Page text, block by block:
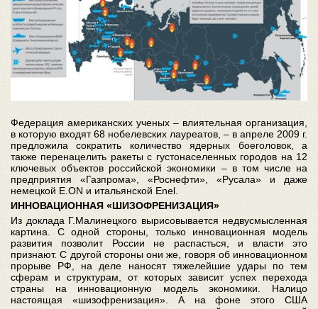
Федерация американских ученых – влиятельная организация,
в которую входят 68 нобелевских лауреатов, – в апреле 2009 г.
предложила сократить количество ядерных боеголовок, а
также перенацелить ракеты с густонаселенных городов на 12
ключевых объектов российской экономики – в том числе на
предприятия «Газпрома», «Роснефти», «Русала» и даже
немецкой E.ON и итальянской Enel.
ИННОВАЦИОННАЯ «ШИЗОФРЕНИЗАЦИЯ»
Из доклада Г.Малинецкого вырисовывается недвусмысленная
картина. С одной стороны, только инновационная модель
развития позволит России не распасться, и власти это
признают. С другой стороны они же, говоря об инновационном
прорыве РФ, на деле наносят тяжелейшие удары по тем
сферам и структурам, от которых зависит успех перехода
страны на инновационную модель экономики. Налицо
настоящая «шизофренизация». А на фоне этого США